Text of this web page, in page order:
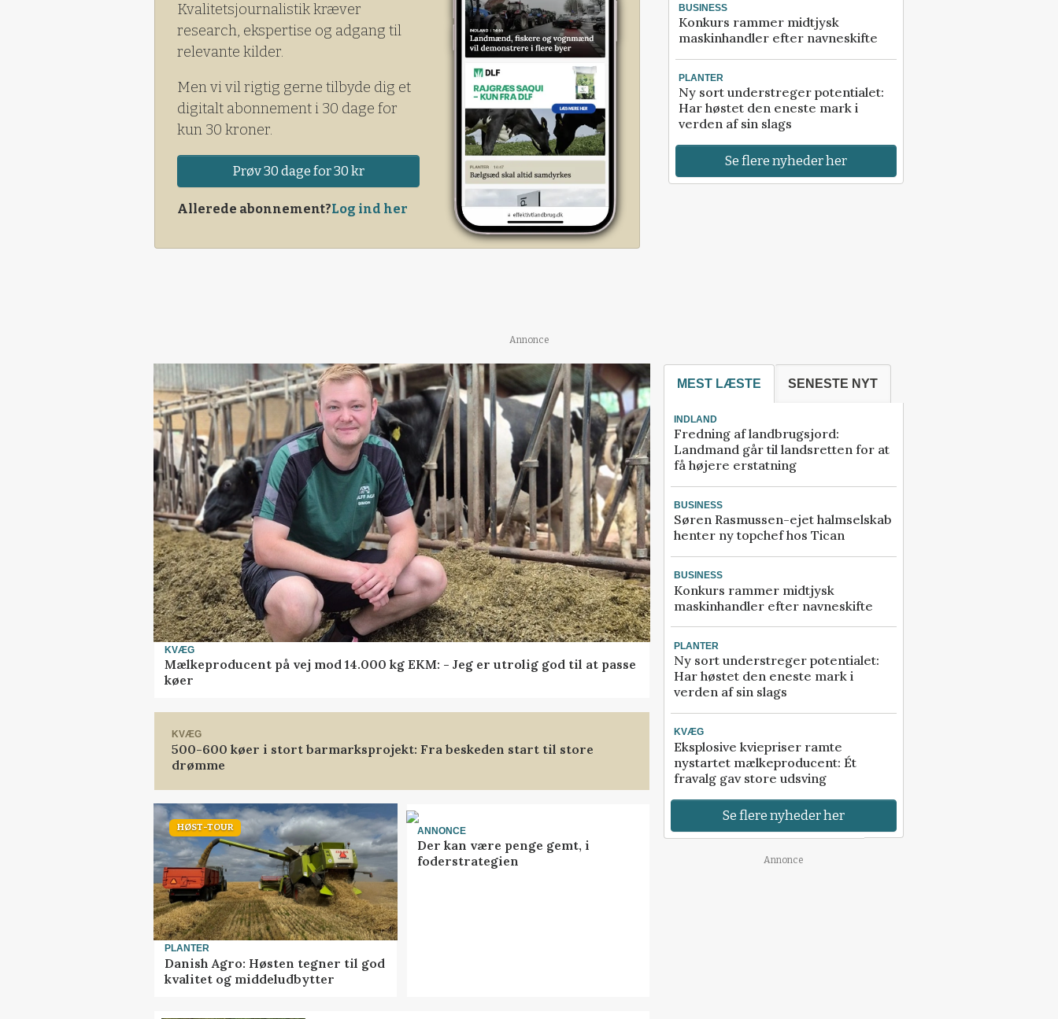
Kvalitetsjournalistik kræver
research, ekspertise og adgang til
relevante kilder.
Men vi vil rigtig gerne tilbyde dig et
digitalt abonnement i 30 dage for
kun 30 kroner.
Prøv 30 dage for 30 kr
Allerede abonnement?Log ind her
BUSINESS
Konkurs rammer midtjysk
maskinhandler efter navneskifte
PLANTER
Ny sort understreger potentialet:
Har høstet den eneste mark i
verden af sin slags
Se flere nyheder her
Annonce
KVÆG
Mælkeproducent på vej mod 14.000 kg EKM: - Jeg er utrolig god til at passe
køer
KVÆG
500-600 køer i stort barmarksprojekt: Fra beskeden start til store
drømme
HØST-TOUR
PLANTER
Danish Agro: Høsten tegner til god
kvalitet og middeludbytter
ANNONCE
Der kan være penge gemt, i
foderstrategien
MEST LÆSTE SENESTE NYT
INDLAND
Fredning af landbrugsjord:
Landmand går til landsretten for at
få højere erstatning
BUSINESS
Søren Rasmussen-ejet halmselskab
henter ny topchef hos Tican
BUSINESS
Konkurs rammer midtjysk
maskinhandler efter navneskifte
PLANTER
Ny sort understreger potentialet:
Har høstet den eneste mark i
verden af sin slags
KVÆG
Eksplosive kviepriser ramte
nystartet mælkeproducent: Ét
fravalg gav store udsving
Se flere nyheder her
Annonce